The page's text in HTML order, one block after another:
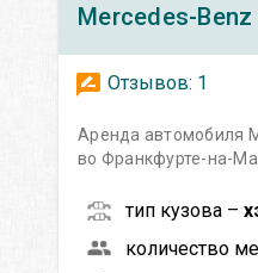
Mercedes-Benz
Отзывов: 1
Аренда автомобиля
во Франкфурте-на-
тип кузова –
количество